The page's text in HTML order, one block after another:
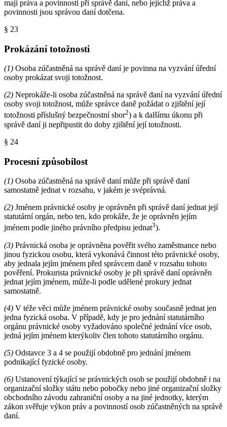
mají práva a povinnosti při správě daní, nebo jejichž práva a
povinnosti jsou správou daní dotčena.
§ 23
Prokázání totožnosti
(1) Osoba zúčastněná na správě daní je povinna na vyzvání úřední
osoby prokázat svoji totožnost.
(2) Neprokáže-li osoba zúčastněná na správě daní na vyzvání úřední
osoby svoji totožnost, může správce daně požádat o zjištění její
totožnosti příslušný bezpečnostní sbor2) a k dalšímu úkonu při
správě daní ji nepřipustit do doby zjištění její totožnosti.
§ 24
Procesní způsobilost
(1) Osoba zúčastněná na správě daní může při správě daní
samostatně jednat v rozsahu, v jakém je svéprávná.
(2) Jménem právnické osoby je oprávněn při správě daní jednat její
statutární orgán, nebo ten, kdo prokáže, že je oprávněn jejím
jménem podle jiného právního předpisu jednat3).
(3) Právnická osoba je oprávněna pověřit svého zaměstnance nebo
jinou fyzickou osobu, která vykonává činnost této právnické osoby,
aby jednala jejím jménem před správcem daně v rozsahu tohoto
pověření. Prokurista právnické osoby je při správě daní oprávněn
jednat jejím jménem, může-li podle udělené prokury jednat
samostatně.
(4) V téže věci může jménem právnické osoby současně jednat jen
jedna fyzická osoba. V případě, kdy je pro jednání statutárního
orgánu právnické osoby vyžadováno společné jednání více osob,
jedná jejím jménem kterýkoliv člen tohoto statutárního orgánu.
(5) Odstavce 3 a 4 se použijí obdobně pro jednání jménem
podnikající fyzické osoby.
(6) Ustanovení týkající se právnických osob se použijí obdobně i na
organizační složky státu nebo pobočky nebo jiné organizační složky
obchodního závodu zahraniční osoby a na jiné jednotky, kterým
zákon svěřuje výkon práv a povinností osob zúčastněných na správě
daní.